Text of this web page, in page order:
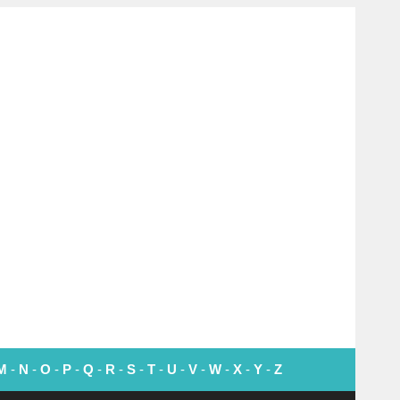
- N - O - P - Q - R - S - T - U - V - W - X - Y - Z